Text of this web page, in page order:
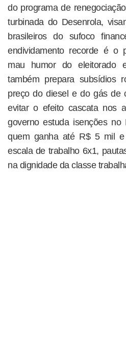
do programa de
turbinada do Desenrola,
brasileiros do sufoco
endividamento recorde é o
mau humor do eleitorado
também prepara subsídios
preço do diesel e do gás de
evitar o efeito cascata nos
governo estuda isenções
quem ganha até R$ 5 mil
escala de trabalho 6x1,
na dignidade da classe